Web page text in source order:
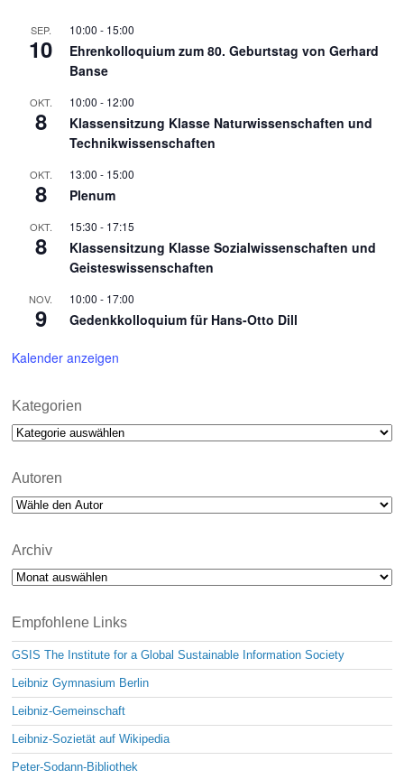
SEP.
10
10:00 - 15:00
Ehrenkolloquium zum 80. Geburtstag von Gerhard
Banse
OKT.
8
10:00 - 12:00
Klassensitzung Klasse Naturwissenschaften und
Technikwissenschaften
OKT.
8
13:00 - 15:00
Plenum
OKT.
8
15:30 - 17:15
Klassensitzung Klasse Sozialwissenschaften und
Geisteswissenschaften
NOV.
9
10:00 - 17:00
Gedenkkolloquium für Hans-Otto Dill
Kalender anzeigen
Kategorien
Kategorien
Autoren
Archiv
Archiv
Empfohlene Links
GSIS The Institute for a Global Sustainable Information Society
Leibniz Gymnasium Berlin
Leibniz-Gemeinschaft
Leibniz-Sozietät auf Wikipedia
Peter-Sodann-Bibliothek